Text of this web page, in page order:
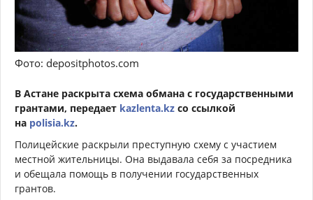
Фото: depositphotos.com
В Астане раскрыта схема обмана с государственными
грантами, передает kazlenta.kz со ссылкой
на polisia.kz.
Полицейские раскрыли преступную схему с участием
местной жительницы. Она выдавала себя за посредника
и обещала помощь в получении государственных
грантов.